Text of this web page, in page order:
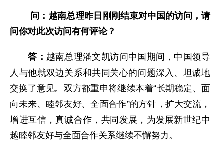
问：越南总理昨日刚刚结束对中国的访问，请
问你对此次访问有何评论？
答： 越南总理潘文凯访问中国期间，中国领导
人与他就双边关系和共同关心的问题深入、坦诚地
交换了意见。双方都重申将继续本着“长期稳定、面
向未来、睦邻友好、全面合作”的方针，扩大交流，
增进互信，真诚合作，共同发展，为发展新世纪中
越睦邻友好与全面合作关系继续不懈努力。